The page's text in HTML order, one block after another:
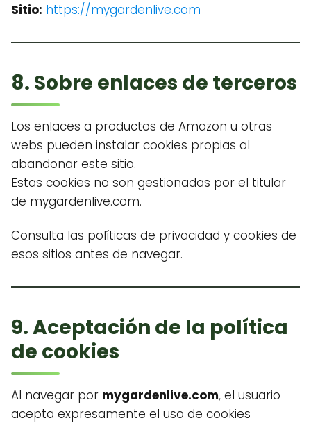
Sitio: https://mygardenlive.com
8. Sobre enlaces de terceros
Los enlaces a productos de Amazon u otras
webs pueden instalar cookies propias al
abandonar este sitio.
Estas cookies no son gestionadas por el titular
de mygardenlive.com.
Consulta las políticas de privacidad y cookies de
esos sitios antes de navegar.
9. Aceptación de la política
de cookies
Al navegar por mygardenlive.com, el usuario
acepta expresamente el uso de cookies